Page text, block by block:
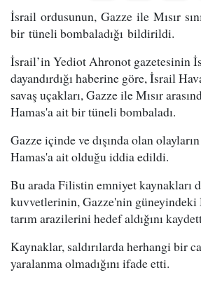
İsrail ordusunun, Gazze ile Mısır
bir tüneli bombaladığı bildirildi.
İsrail’in Yediot Ahronot gazetesinin
dayandırdığı haberine göre, İsrail
savaş uçakları, Gazze ile Mısır
Hamas'a ait bir tüneli bombaladı.
Gazze içinde ve dışında olan
Hamas'a ait olduğu iddia edildi.
Bu arada Filistin emniyet kaynakları
kuvvetlerinin, Gazze'nin güneyindeki
tarım arazilerini hedef aldığını
Kaynaklar, saldırılarda herhangi bir
yaralanma olmadığını ifade etti.